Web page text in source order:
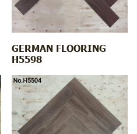
GERMAN FLOORING
H5598